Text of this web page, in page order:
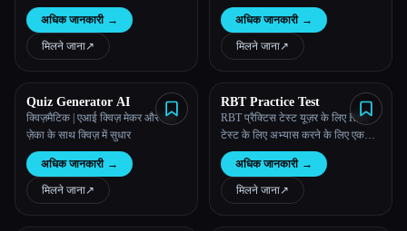
अधिक जानकारी →
मिलने जाना↗︎
अधिक जानकारी →
मिलने जाना↗︎
Quiz Generator AI
क्विज़मैटिक | एआई क्विज़ मेकर और यापे
ज़ेका के साथ क्विज़ में सुधार
अधिक जानकारी →
मिलने जाना↗︎
RBT Practice Test
RBT प्रैक्टिस टेस्ट यूज़र के लिए RBT
टेस्ट के लिए अभ्यास करने के लिए एक
ऑनलाइन प्लेटफ़ॉर्म है
अधिक जानकारी →
मिलने जाना↗︎